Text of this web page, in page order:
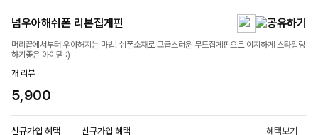
넘우아해쉬폰 리본집게핀
머리끝에서부터 우아해지는 마법! 쉬폰소재로 고급스러운 무드집게핀으로 이지하게 스타일링
하기좋은 아이템 :)
개 리뷰
5,900
신규가입 혜택 신규가입 혜택 혜택보기